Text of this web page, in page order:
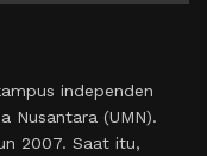
independen
Nusantara (UMN).
2007. Saat itu,